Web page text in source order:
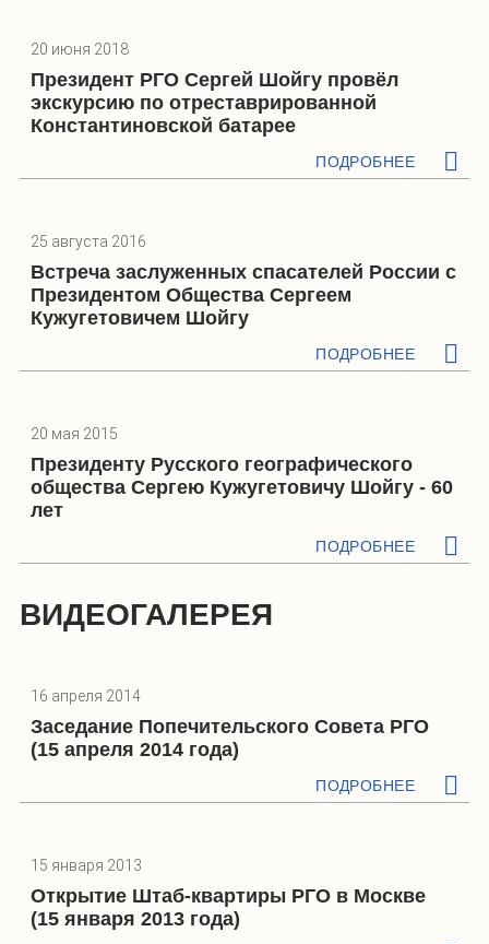
20 июня 2018
Президент РГО Сергей Шойгу провёл
экскурсию по отреставрированной
Константиновской батарее
ПОДРОБНЕЕ
25 августа 2016
Встреча заслуженных спасателей России с
Президентом Общества Сергеем
Кужугетовичем Шойгу
ПОДРОБНЕЕ
20 мая 2015
Президенту Русского географического
общества Сергею Кужугетовичу Шойгу - 60
лет
ПОДРОБНЕЕ
ВИДЕОГАЛЕРЕЯ
16 апреля 2014
Заседание Попечительского Совета РГО
(15 апреля 2014 года)
ПОДРОБНЕЕ
15 января 2013
Открытие Штаб-квартиры РГО в Москве
(15 января 2013 года)